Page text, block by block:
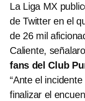
La Liga MX
de Twitter en el
de 26 mil
Caliente,
fans del Club
“Ante el
finalizar el